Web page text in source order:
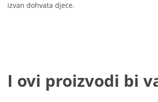
izvan dohvata djece.
I ovi proizvodi bi